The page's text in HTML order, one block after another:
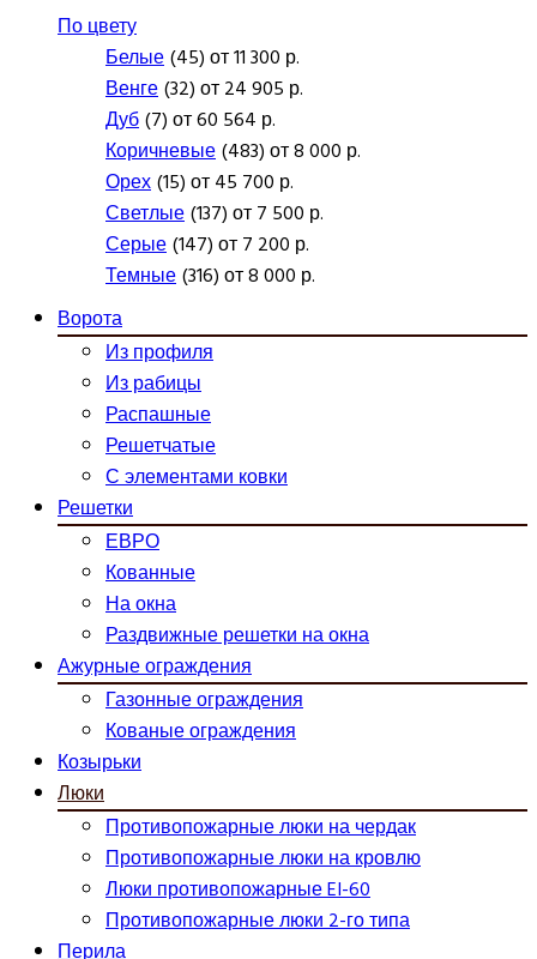
По цвету
Белые(45) от 11 300 р.
Венге(32) от 24 905 р.
Дуб(7) от 60 564 р.
Коричневые(483) от 8 000 р.
Орех(15) от 45 700 р.
Светлые(137) от 7 500 р.
Серые(147) от 7 200 р.
Темные(316) от 8 000 р.
Ворота
Из профиля
Из рабицы
Распашные
Решетчатые
С элементами ковки
Решетки
ЕВРО
Кованные
На окна
Раздвижные решетки на окна
Ажурные ограждения
Газонные ограждения
Кованые ограждения
Козырьки
Люки
Противопожарные люки на чердак
Противопожарные люки на кровлю
Люки противопожарные EI-60
Противопожарные люки 2-го типа
Перила